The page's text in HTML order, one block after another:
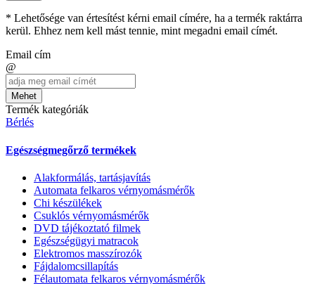
* Lehetősége van értesítést kérni email címére, ha a termék raktárra
kerül. Ehhez nem kell mást tennie, mint megadni email címét.
Email cím
@
Mehet
Termék kategóriák
Bérlés
Egészségmegőrző termékek
Alakformálás, tartásjavítás
Automata felkaros vérnyomásmérők
Chi készülékek
Csuklós vérnyomásmérők
DVD tájékoztató filmek
Egészségügyi matracok
Elektromos masszírozók
Fájdalomcsillapítás
Félautomata felkaros vérnyomásmérők